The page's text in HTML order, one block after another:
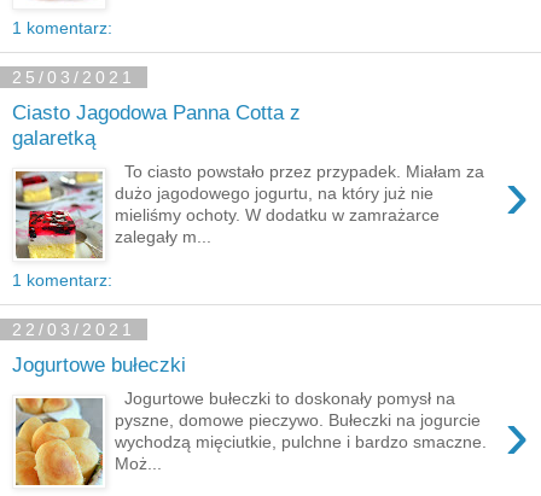
1 komentarz:
25/03/2021
Ciasto Jagodowa Panna Cotta z
galaretką
›
To ciasto powstało przez przypadek. Miałam za
dużo jagodowego jogurtu, na który już nie
mieliśmy ochoty. W dodatku w zamrażarce
zalegały m...
1 komentarz:
22/03/2021
Jogurtowe bułeczki
›
Jogurtowe bułeczki to doskonały pomysł na
pyszne, domowe pieczywo. Bułeczki na jogurcie
wychodzą mięciutkie, pulchne i bardzo smaczne.
Moż...